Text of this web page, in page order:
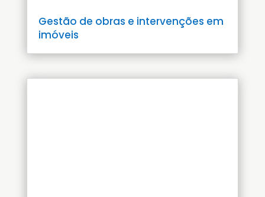
Gestão de obras e intervenções em
imóveis